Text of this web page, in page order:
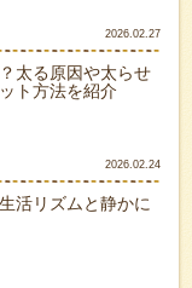
事一覧
2026.02.27
太る原因や太らせ
ト方法を紹介
2026.02.24
活リズムと静かに